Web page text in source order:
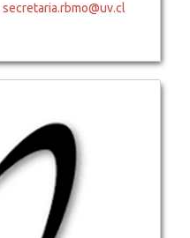
secretaria.rbmo@uv.cl